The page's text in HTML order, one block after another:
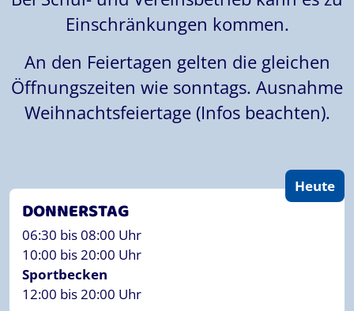
Einschränkungen kommen.
An den Feiertagen gelten die gleichen
Öffnungszeiten wie sonntags. Ausnahme
Weihnachtsfeiertage (Infos beachten).
DONNERSTAG
06:30 bis 08:00 Uhr
10:00 bis 20:00 Uhr
Sportbecken
12:00 bis 20:00 Uhr